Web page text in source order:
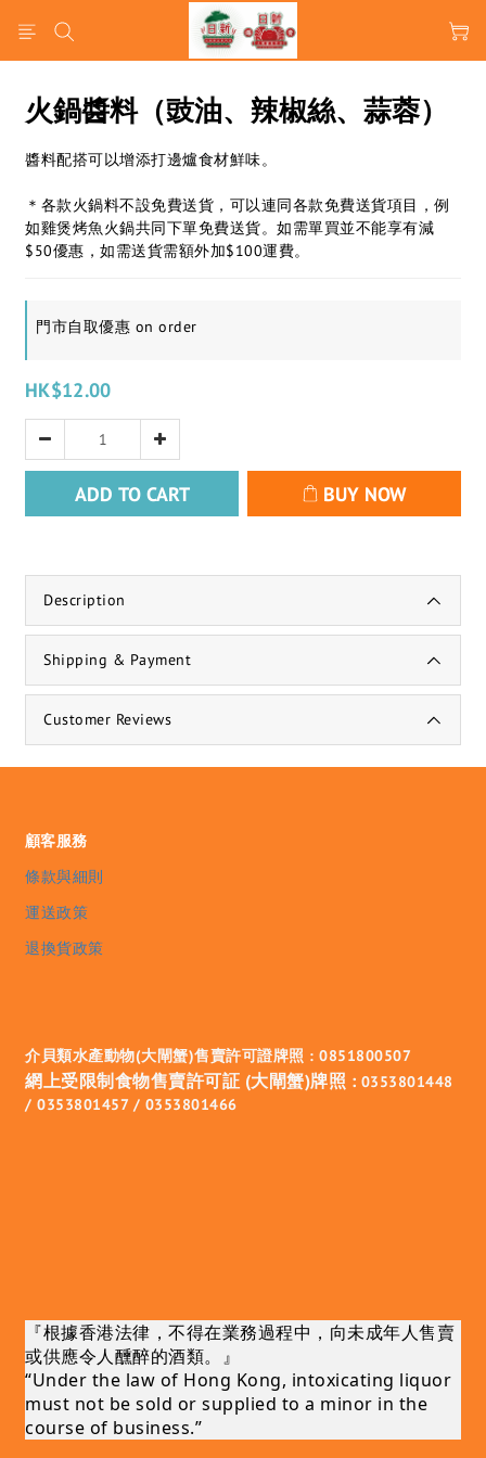
火鍋醬料（豉油、辣椒絲、蒜蓉）
醬料配搭可以增添打邊爐食材鮮味。
＊各款火鍋料不設免費送貨，可以連同各款免費送貨項目，例
如雞煲烤魚火鍋共同下單免費送貨。如需單買並不能享有減
$50優惠，如需送貨需額外加$100運費。
門市自取優惠 on order
HK$12.00
ADD TO CART BUY NOW
Description
Shipping & Payment
Customer Reviews
顧客服務
條款與細則
運送政策
退換貨政策
介貝類水產動物(大閘蟹)售賣許可證牌照 : 0851800507
網上受限制食物售賣許可証 (大閘蟹)牌照 : 0353801448
/ 0353801457 / 0353801466
『根據香港法律，不得在業務過程中，向未成年人售賣
或供應令人醺醉的酒類。』
“Under the law of Hong Kong, intoxicating liquor
must not be sold or supplied to a minor in the
course of business.”